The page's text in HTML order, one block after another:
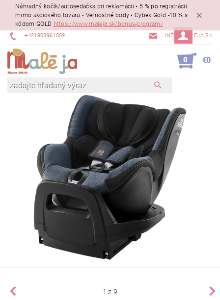
Náhradný kočík/autosedačka pri reklamácii • 5 % po registrácii
mimo akciového tovaru • Vernostné body • Cybex Gold -10 % s
kódom GOLD https://www.maleja.sk/bonus-program/
+421903961009 INFO@MALEJA.SK
0 €0
1 z 9